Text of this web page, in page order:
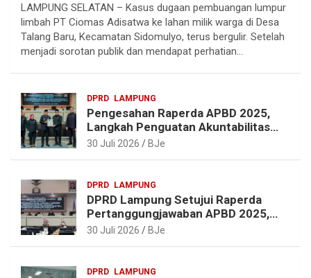
l
e
g
m
c
e
b
k
n
t
e
s
t
a
t
s
p
LAMPUNG SELATAN – Kasus dugaan pembuangan lumpur
limbah PT Ciomas Adisatwa ke lahan milik warga di Desa
Talang Baru, Kecamatan Sidomulyo, terus bergulir. Setelah
menjadi sorotan publik dan mendapat perhatian…
DPRD LAMPUNG
Pengesahan Raperda APBD 2025,
Langkah Penguatan Akuntabilitas
dan Pembangunan Lampung
30 Juli 2026 BJe
DPRD LAMPUNG
DPRD Lampung Setujui Raperda
Pertanggungjawaban APBD 2025,
Beri Sejumlah Rekomendasi
30 Juli 2026 BJe
DPRD LAMPUNG